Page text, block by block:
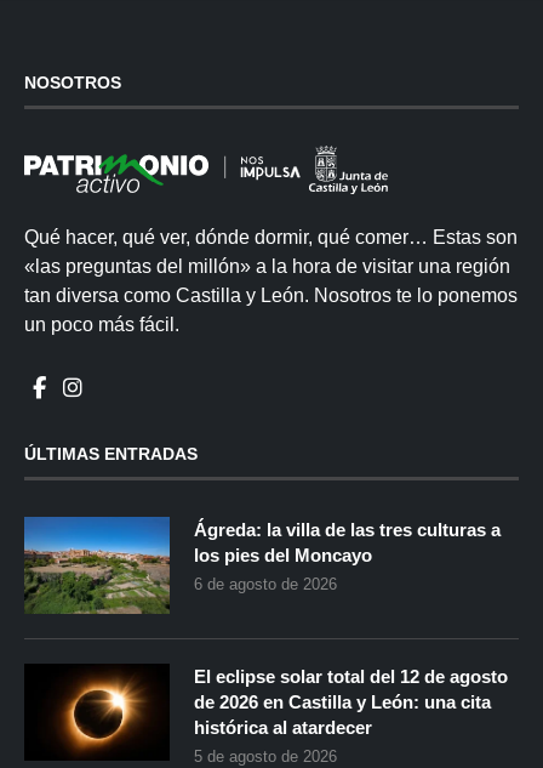
NOSOTROS
Qué hacer, qué ver, dónde dormir, qué comer… Estas son
«las preguntas del millón» a la hora de visitar una región
tan diversa como Castilla y León. Nosotros te lo ponemos
un poco más fácil.
ÚLTIMAS ENTRADAS
Ágreda: la villa de las tres culturas a
los pies del Moncayo
6 de agosto de 2026
El eclipse solar total del 12 de agosto
de 2026 en Castilla y León: una cita
histórica al atardecer
5 de agosto de 2026